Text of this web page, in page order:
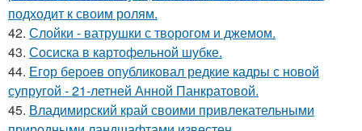
подходит к своим ролям.
42. Слойки - ватрушки с творогом и джемом.
43. Сосиска в картофельной шубке.
44. Егор бероев опубликовал редкие кадры с новой
супругой - 21-летней Анной Панкратовой.
45. Владимирский край своими привлекательными